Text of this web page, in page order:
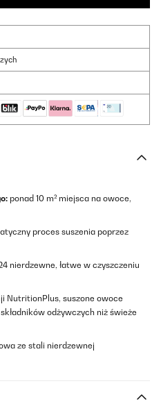
ponad 10 m² miejsca na owoce,
proces suszenia poprzez
nierdzewne, łatwe w czyszczeniu
NutritionPlus, suszone owoce
odżywczych niż świeże
ze stali nierdzewnej